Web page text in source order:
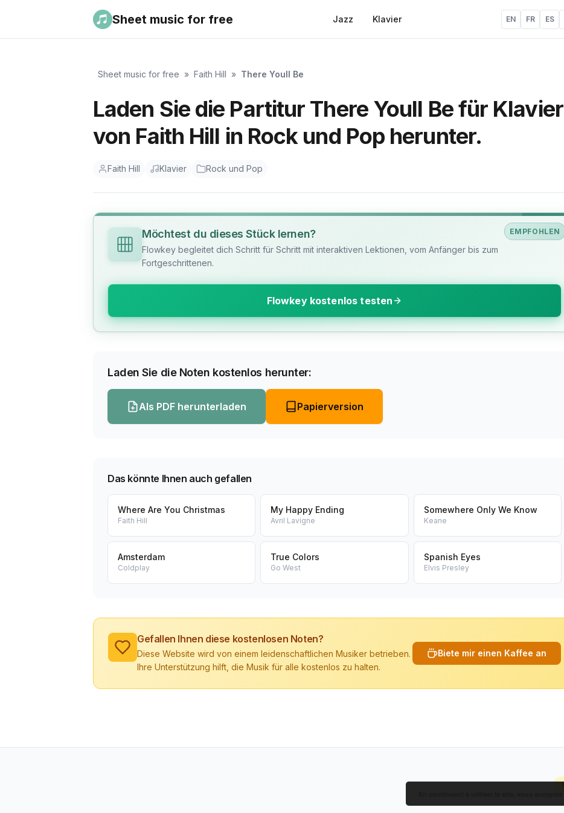
Sheet music for free Jazz Klavier EN FR ES
Sheet music for free » Faith Hill » There Youll Be
Laden Sie die Partitur There Youll Be für Klavier
von Faith Hill in Rock und Pop herunter.
Faith Hill Klavier Rock und Pop
EMPFOHLEN
Möchtest du dieses Stück lernen?
Flowkey begleitet dich Schritt für Schritt mit interaktiven Lektionen, vom Anfänger bis zum
Fortgeschrittenen.
Flowkey kostenlos testen
Laden Sie die Noten kostenlos herunter:
Als PDF herunterladen Papierversion
Das könnte Ihnen auch gefallen
Where Are You Christmas
Faith Hill
My Happy Ending
Avril Lavigne
Somewhere Only We Know
Keane
Amsterdam
Coldplay
True Colors
Go West
Spanish Eyes
Elvis Presley
Gefallen Ihnen diese kostenlosen Noten?
Diese Website wird von einem leidenschaftlichen Musiker betrieben.
Ihre Unterstützung hilft, die Musik für alle kostenlos zu halten.
Biete mir einen Kaffee an